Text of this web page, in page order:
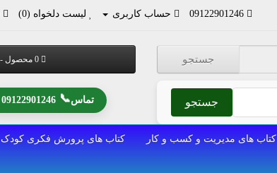
09122901246 حساب کاربری لیست دلخواه (0)
جستجو
جستجو
0 محصول - 0 تومان
تماس📞
09122901246
کتاب های مدیریت و کسب و کار کتاب های پرورش فکری کودک